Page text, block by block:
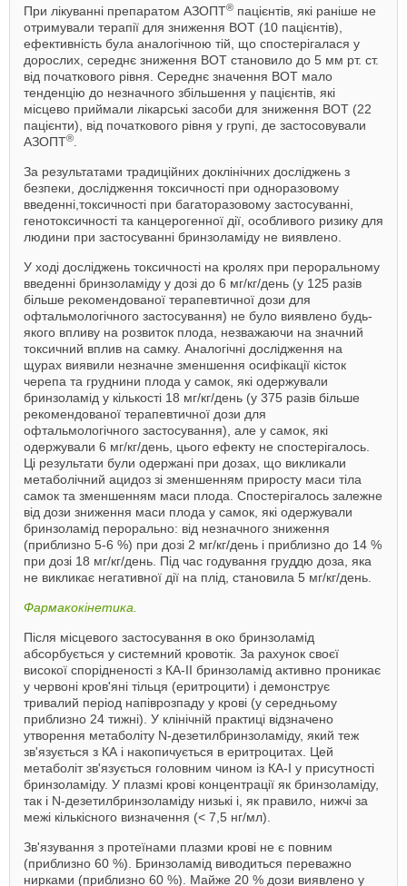
При лікуванні препаратом АЗОПТ® пацієнтів, які раніше не
отримували терапії для зниження ВОТ (10 пацієнтів),
ефективність була аналогічною тій, що спостерігалася у
дорослих, середнє зниження ВОТ становило до 5 мм рт. ст.
від початкового рівня. Середнє значення ВОТ мало
тенденцію до незначного збільшення у пацієнтів, які
місцево приймали лікарські засоби для зниження ВОТ (22
пацієнти), від початкового рівня у групі, де застосовували
АЗОПТ®
За результатами традиційних доклінічних досліджень з
безпеки, дослідження токсичності при одноразовому
введенні,токсичності при багаторазовому застосуванні,
генотоксичності та канцерогенної дії, особливого ризику для
людини при застосуванні бринзоламіду не виявлено.
У ході досліджень токсичності на кролях при пероральному
введенні бринзоламіду у дозі до 6 мг/кг/день (у 125 разів
більше рекомендованої терапевтичної дози для
офтальмологічного застосування) не було виявлено будь-
якого впливу на розвиток плода, незважаючи на значний
токсичний вплив на самку. Аналогічні дослідження на
щурах виявили незначне зменшення осифікації кісток
черепа та груднини плода у самок, які одержували
бринзоламід у кількості 18 мг/кг/день (у 375 разів більше
рекомендованої терапевтичної дози для
офтальмологічного застосування), але у самок, які
одержували 6 мг/кг/день, цього ефекту не спостерігалось.
Ці результати були одержані при дозах, що викликали
метаболічний ацидоз зі зменшенням приросту маси тіла
самок та зменшенням маси плода. Спостерігалось залежне
від дози зниження маси плода у самок, які одержували
бринзоламід перорально: від незначного зниження
(приблизно 5-6 %) при дозі 2 мг/кг/день і приблизно до 14 %
при дозі 18 мг/кг/день. Під час годування груддю доза, яка
не викликає негативної дії на плід, становила 5 мг/кг/день.
Фармакокінетика.
Після місцевого застосування в око бринзоламід
абсорбується у системний кровотік. За рахунок своєї
високої спорідненості з КА-ІІ бринзоламід активно проникає
у червоні кров'яні тільця (еритроцити) і демонструє
тривалий період напіврозпаду у крові (у середньому
приблизно 24 тижні). У клінічній практиці відзначено
утворення метаболіту N-дезетилбринзоламіду, який теж
зв'язується з КА і накопичується в еритроцитах. Цей
метаболіт зв'язується головним чином із КА-І у присутності
бринзоламіду. У плазмі крові концентрації як бринзоламіду,
так і N-дезетилбринзоламіду низькі і, як правило, нижчі за
межі кількісного визначення (< 7,5 нг/мл).
Зв'язування з протеїнами плазми крові не є повним
(приблизно 60 %). Бринзоламід виводиться переважно
нирками (приблизно 60 %). Майже 20 % дози виявлено у